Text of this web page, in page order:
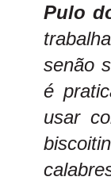
Pulo
senão
é
usar